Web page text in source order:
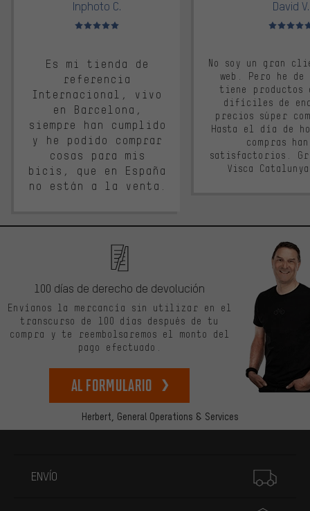
Inphoto C.
Valoración media: 5 de 5
Es mi tienda de
referencia
Internacional, vivo
en Barcelona,
siempre han cumplido
y he podido comprar
cosas para mis
bicis, que en España
no están a la venta.
David V.
Valoración
No soy un gran
web. Pero he
tiene productos
difíciles de
precios súper
Hasta el día de
compras
satisfactorios.
Visca
Herbert, General Operations & Services
100 días de derecho de devolución
Envíanos la mercancía sin utilizar en el
transcurso de 100 días después de tu
compra y te reembolsaremos el monto del
pago efectuado.
Al formulario
ENVÍO